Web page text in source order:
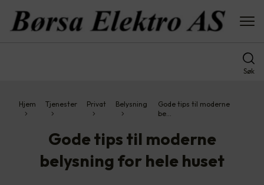
Søk
Hjem Tjenester Privat Belysning
Gode tips til moderne
be…
Gode tips til moderne
belysning for hele huset